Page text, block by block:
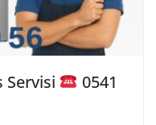
Servisi
0541